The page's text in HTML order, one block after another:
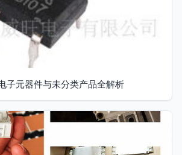
子元器件与未分类产品全解析